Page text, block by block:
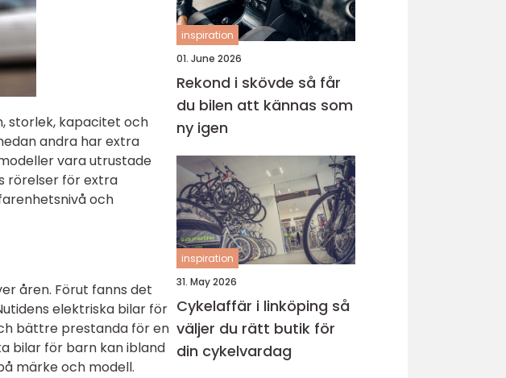
storlek, kapacitet och
andra har extra
vara utrustade
rörelser för extra
och
åren. Förut fanns det
elektriska bilar för
bättre prestanda för en
bilar för barn kan ibland
märke och modell.
inspiration
01. June 2026
Rekond i skövde så får
du bilen att kännas som
ny igen
inspiration
31. May 2026
Cykelaffär i linköping så
väljer du rätt butik för
din cykelvardag